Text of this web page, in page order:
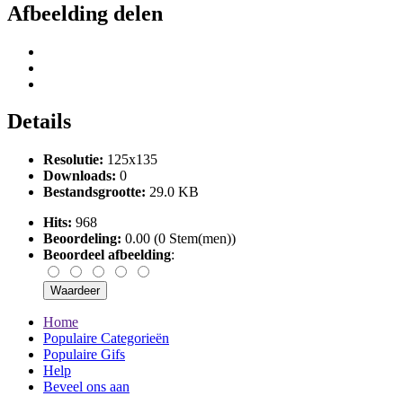
Afbeelding delen
Details
Resolutie: 125x135
Downloads: 0
Bestandsgrootte: 29.0 KB
Hits: 968
Beoordeling: 0.00 (0 Stem(men))
Beoordeel afbeelding:
Home
Populaire Categorieën
Populaire Gifs
Help
Beveel ons aan